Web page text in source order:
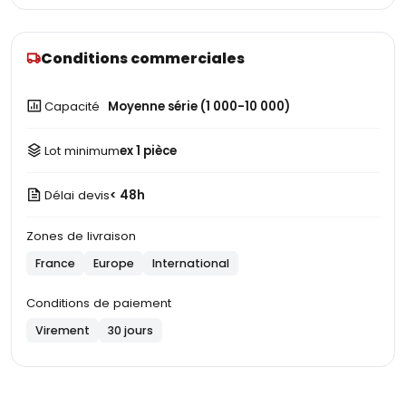
Conditions commerciales
Capacité Moyenne série (1 000-10 000)
Lot minimumex 1 pièce
Délai devis< 48h
Zones de livraison
France Europe International
Conditions de paiement
Virement 30 jours